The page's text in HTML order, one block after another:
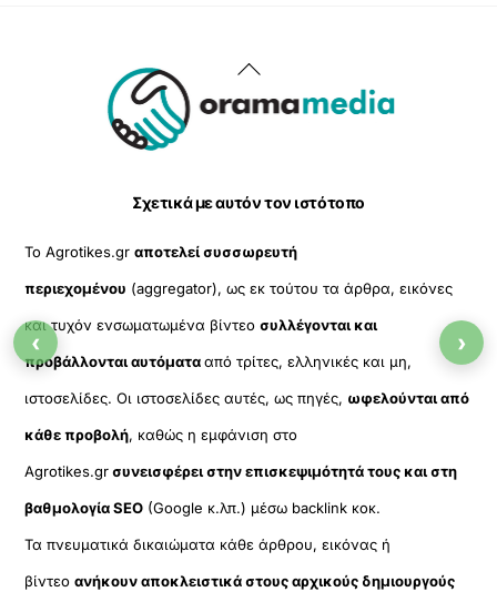
Back
To
Σχετικά με αυτόν τον ιστότοπο
Το Agrotikes.grαποτελεί συσσωρευτή
περιεχομένου (aggregator), ως εκ τούτου τα άρθρα, εικόνες
και τυχόν ενσωματωμένα βίντεοσυλλέγονται και
προβάλλονται αυτόματααπό τρίτες, ελληνικές και μη,
ιστοσελίδες. Οι ιστοσελίδες αυτές, ως πηγές, ωφελούνται από
κάθε προβολή, καθώς η εμφάνιση στο
Agrotikes.grσυνεισφέρει στην επισκεψιμότητά τους και στη
βαθμολογία SEO (Google κ.λπ.) μέσω backlink κοκ.
Τα πνευματικά δικαιώματα κάθε άρθρου, εικόνας ή
βίντεοανήκουν αποκλειστικά στους αρχικούς δημιουργούς
‹ ›